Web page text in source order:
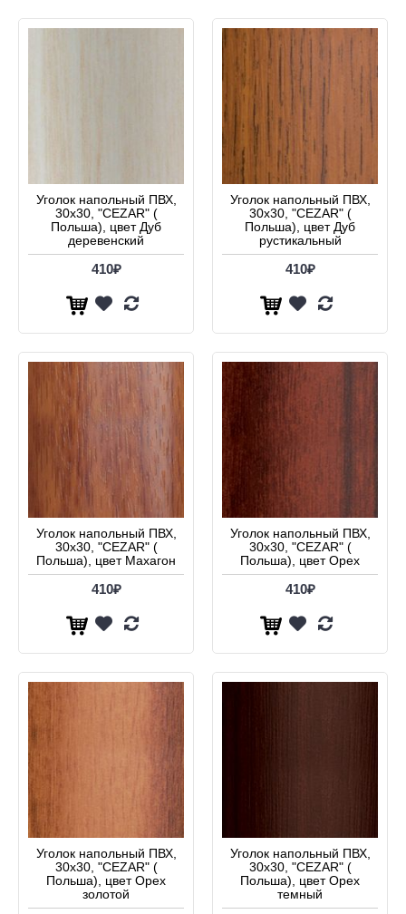
Уголок напольный ПВХ,
30х30, "CEZAR" (
Польша), цвет Дуб
деревенский
410₽
Уголок напольный ПВХ,
30х30, "CEZAR" (
Польша), цвет Дуб
рустикальный
410₽
Уголок напольный ПВХ,
30х30, "CEZAR" (
Польша), цвет Махагон
410₽
Уголок напольный ПВХ,
30х30, "CEZAR" (
Польша), цвет Орех
410₽
Уголок напольный ПВХ,
30х30, "CEZAR" (
Польша), цвет Орех
золотой
Уголок напольный ПВХ,
30х30, "CEZAR" (
Польша), цвет Орех
темный